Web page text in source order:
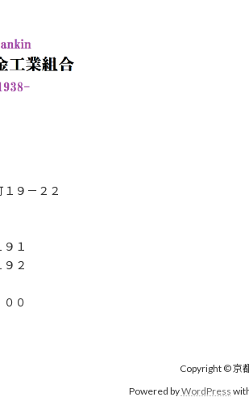
９－２２
１
２
０
Copyright © 京
Powered byWordPress